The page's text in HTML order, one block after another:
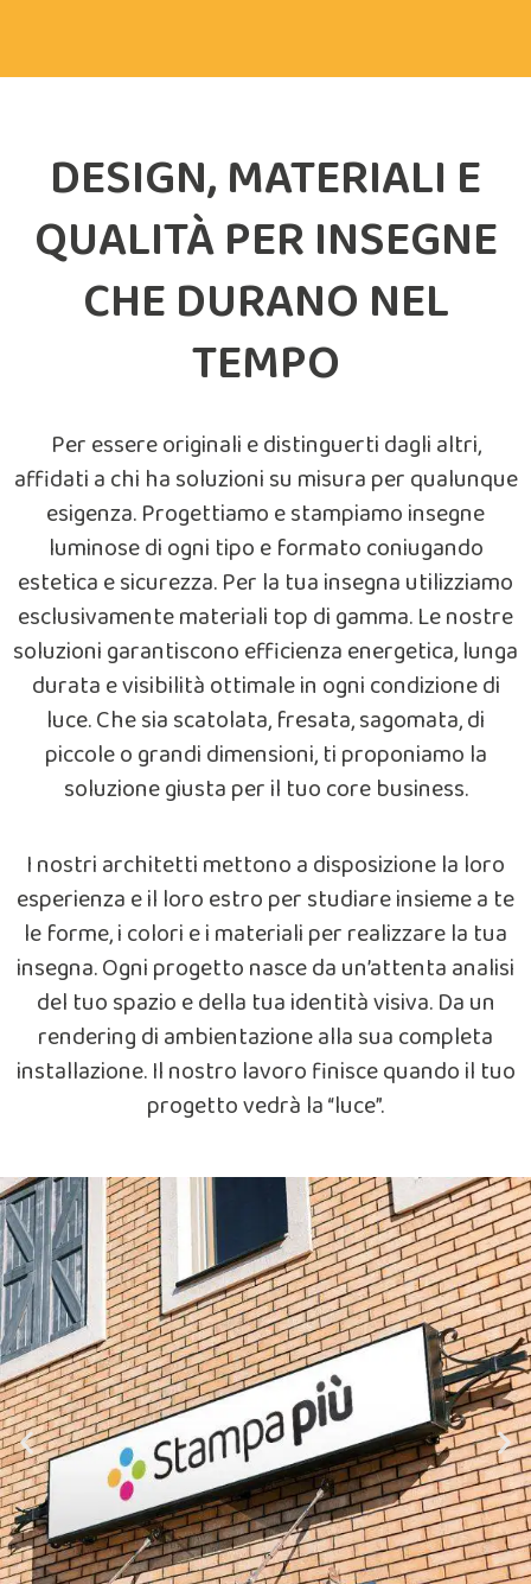
DESIGN, MATERIALI E
QUALITÀ PER INSEGNE
CHE DURANO NEL
TEMPO
Per essere originali e distinguerti dagli altri,
affidati a chi ha soluzioni su misura per qualunque
esigenza. Progettiamo e stampiamo insegne
luminose di ogni tipo e formato coniugando
estetica e sicurezza. Per la tua insegna utilizziamo
esclusivamente materiali top di gamma. Le nostre
soluzioni garantiscono efficienza energetica, lunga
durata e visibilità ottimale in ogni condizione di
luce. Che sia scatolata, fresata, sagomata, di
piccole o grandi dimensioni, ti proponiamo la
soluzione giusta per il tuo core business.
I nostri architetti mettono a disposizione la loro
esperienza e il loro estro per studiare insieme a te
le forme, i colori e i materiali per realizzare la tua
insegna. Ogni progetto nasce da un’attenta analisi
del tuo spazio e della tua identità visiva. Da un
rendering di ambientazione alla sua completa
installazione. Il nostro lavoro finisce quando il tuo
progetto vedrà la “luce”.